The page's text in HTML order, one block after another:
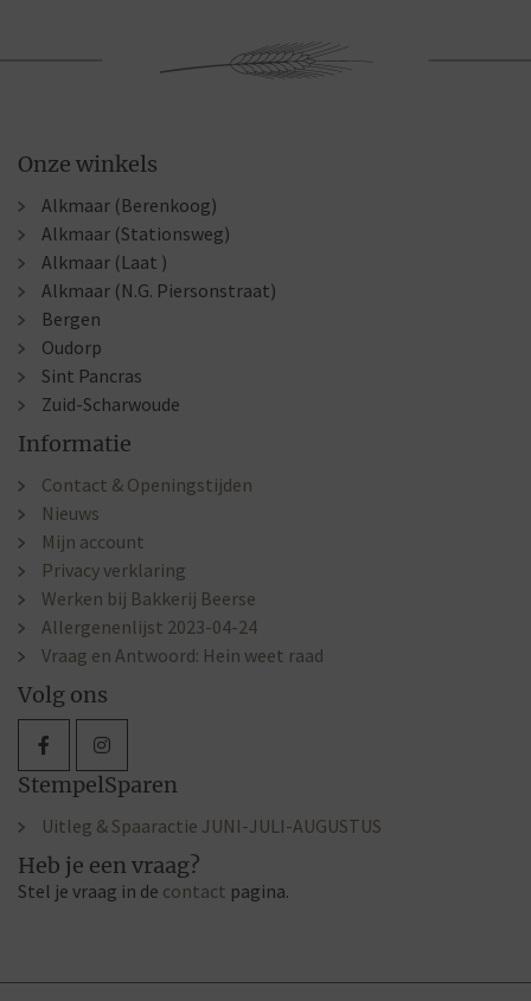
Onze winkels
Alkmaar (Berenkoog)
Alkmaar (Stationsweg)
Alkmaar (Laat )
Alkmaar (N.G. Piersonstraat)
Bergen
Oudorp
Sint Pancras
Zuid-Scharwoude
Informatie
Contact & Openingstijden
Nieuws
Mijn account
Privacy verklaring
Werken bij Bakkerij Beerse
Allergenenlijst 2023-04-24
Vraag en Antwoord: Hein weet raad
Volg ons
StempelSparen
Uitleg & Spaaractie JUNI-JULI-AUGUSTUS
Heb je een vraag?
Stel je vraag in de contact pagina.